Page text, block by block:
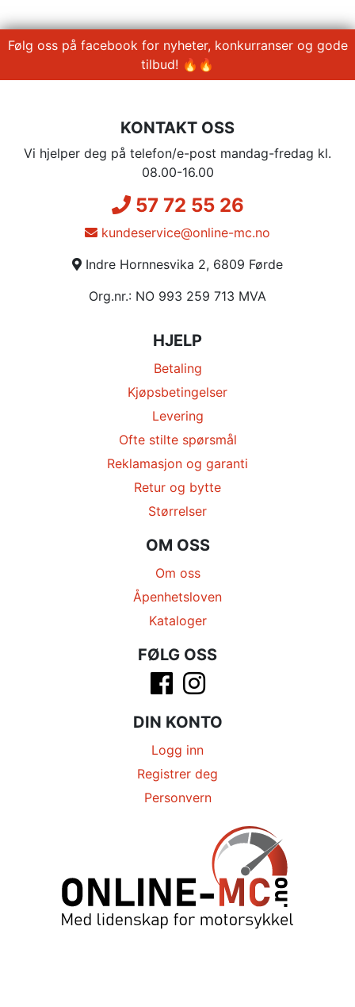
Følg oss på facebook for nyheter, konkurranser og gode
tilbud! 🔥🔥
KONTAKT OSS
Vi hjelper deg på telefon/e-post mandag-fredag kl.
08.00-16.00
57 72 55 26
kundeservice@online-mc.no
Indre Hornnesvika 2, 6809 Førde
Org.nr.: NO 993 259 713 MVA
HJELP
Betaling
Kjøpsbetingelser
Levering
Ofte stilte spørsmål
Reklamasjon og garanti
Retur og bytte
Størrelser
OM OSS
Om oss
Åpenhetsloven
Kataloger
FØLG OSS
DIN KONTO
Logg inn
Registrer deg
Personvern